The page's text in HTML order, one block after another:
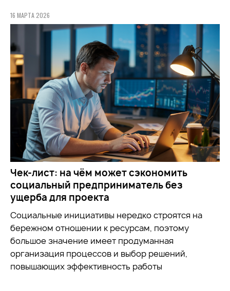
16 МАРТА 2026
Чек-лист: на чём может сэкономить
социальный предприниматель без
ущерба для проекта
Социальные инициативы нередко строятся на
бережном отношении к ресурсам, поэтому
большое значение имеет продуманная
организация процессов и выбор решений,
повышающих эффективность работы